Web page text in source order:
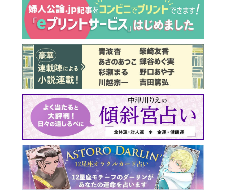
最新号 好評発売中！
実家の処分から終の棲家ま
でどうする？60代からの家
モンダイ
最新号